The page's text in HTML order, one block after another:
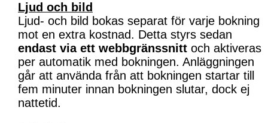
Ljud och bild
Ljud- och bild bokas separat för varje bokning
mot en extra kostnad. Detta styrs sedan
endast via ett webbgränssnitt och aktiveras
per automatik med bokningen. Anläggningen
går att använda från att bokningen startar till
fem minuter innan bokningen slutar, dock ej
nattetid.